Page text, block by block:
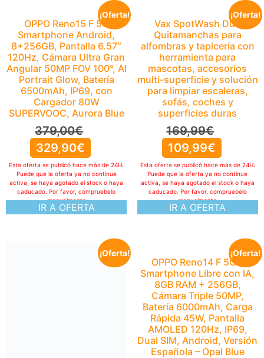
¡Oferta!
OPPO Reno15 F 5G
Smartphone Android,
8+256GB, Pantalla 6.57″
120Hz, Cámara Ultra Gran
Angular 50MP FOV 100°, AI
Portrait Glow, Batería
6500mAh, IP69, con
Cargador 80W
SUPERVOOC, Aurora Blue
379,00€
329,90€
IR A OFERTA
Esta oferta se publicó hace más de 24H:
Puede que la oferta ya no continue
activa, se haya agotado el stock o haya
caducado. Por favor, compruebelo
manualmente
¡Oferta!
Vax SpotWash Duo
Quitamanchas para
alfombras y tapicería con
herramienta para
mascotas, accesorios
multi-superficie y solución
para limpiar escaleras,
sofás, coches y
superficies duras
169,99€
109,99€
IR A OFERTA
Esta oferta se publicó hace más de 24H:
Puede que la oferta ya no continue
activa, se haya agotado el stock o haya
caducado. Por favor, compruebelo
manualmente
¡Oferta! ¡Oferta!
OPPO Reno14 F 5G –
Smartphone Libre con IA,
8GB RAM + 256GB,
Cámara Triple 50MP,
Batería 6000mAh, Carga
Rápida 45W, Pantalla
AMOLED 120Hz, IP69,
Dual SIM, Android, Versión
Española – Opal Blue